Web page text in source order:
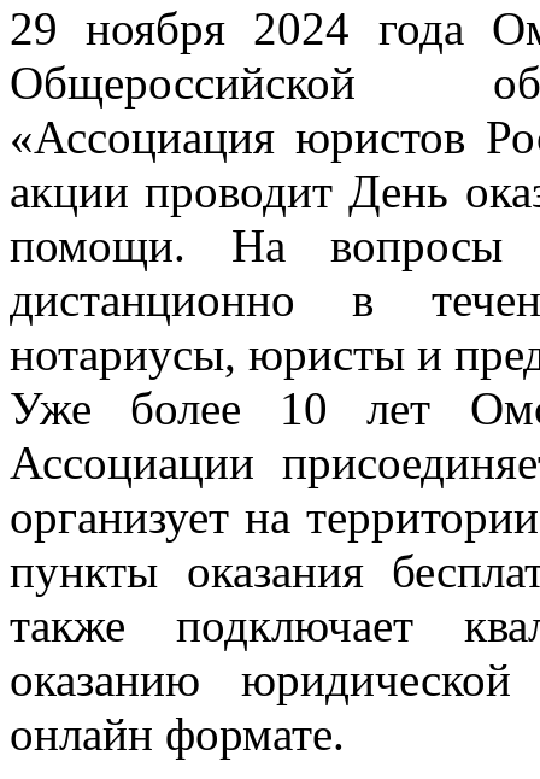
29 ноября 2024 года
Общероссийской
«Ассоциация юристов
акции проводит День
помощи. На
дистанционно в
нотариусы, юристы и
Уже более 10 лет
Ассоциации
организует на
пункты оказания
также подключает
оказанию
онлайн формате.